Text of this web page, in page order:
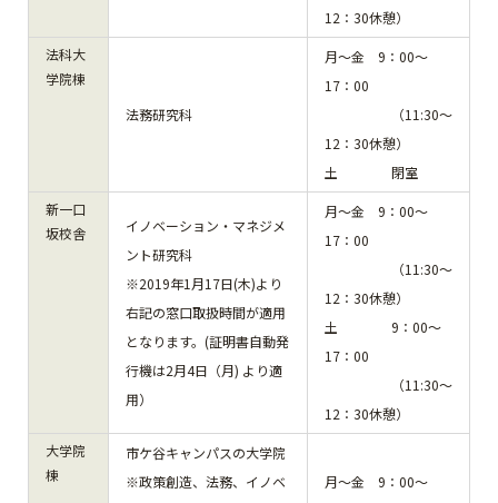
12：30休憩）
法科大
学院棟
法務研究科
月～金 9：00～
17：00
（11:30～
12：30休憩）
土 閉室
新一口
坂校舎
イノベーション・マネジメ
ント研究科
※2019年1月17日(木)より
右記の窓口取扱時間が適用
となります。(証明書自動発
行機は2月4日（月) より適
用）
月～金 9：00～
17：00
（11:30～
12：30休憩）
土 9：00～
17：00
（11:30～
12：30休憩）
大学院
棟
市ケ谷キャンパスの大学院
※政策創造、法務、イノベ
月～金 9：00～